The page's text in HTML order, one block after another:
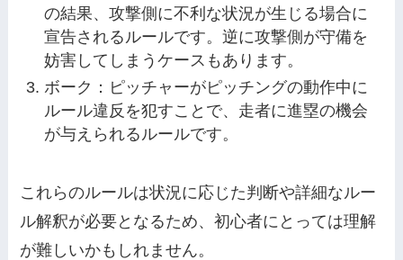
の結果、攻撃側に不利な状況が生じる場合に
宣告されるルールです。逆に攻撃側が守備を
妨害してしまうケースもあります。
ボーク：ピッチャーがピッチングの動作中に
ルール違反を犯すことで、走者に進塁の機会
が与えられるルールです。
これらのルールは状況に応じた判断や詳細なルー
ル解釈が必要となるため、初心者にとっては理解
が難しいかもしれません。